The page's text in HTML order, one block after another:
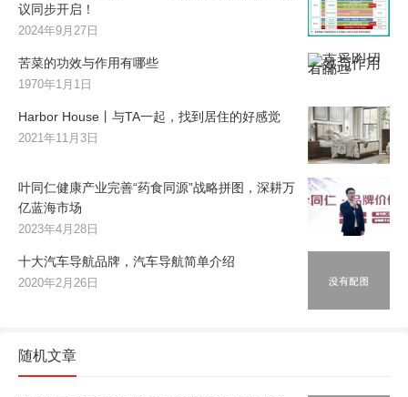
议同步开启！
2024年9月27日
苦菜的功效与作用有哪些
1970年1月1日
Harbor House丨与TA一起，找到居住的好感觉
2021年11月3日
叶同仁健康产业完善“药食同源”战略拼图，深耕万
亿蓝海市场
2023年4月28日
十大汽车导航品牌，汽车导航简单介绍
2020年2月26日
随机文章